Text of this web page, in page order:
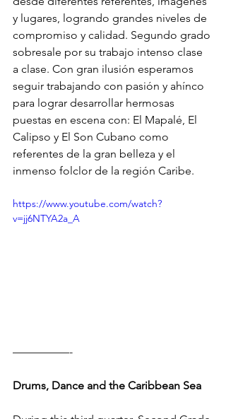
y lugares, logrando grandes niveles de
compromiso y calidad. Segundo grado
sobresale por su trabajo intenso clase
a clase. Con gran ilusión esperamos
seguir trabajando con pasión y ahínco
para lograr desarrollar hermosas
puestas en escena con: El Mapalé, El
Calipso y El Son Cubano como
referentes de la gran belleza y el
inmenso folclor de la región Caribe.
https://www.youtube.com/watch?
v=jj6NTYA2a_A
—————-
Drums, Dance and the Caribbean Sea